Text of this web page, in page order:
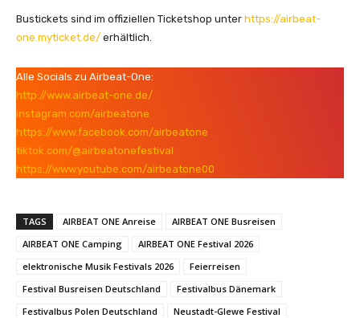
Bustickets sind im offiziellen Ticketshop unter https://airbeat-
one.myticket.de/ erhältlich.
Alle Socials zu Airbeat-One:
http://www.airbeat-one.de/
instagram.com/airbeatone
https://www.facebook.com/airbeatone
tiktok.com/@airbeatonefestival
https://www.youtube.com/airbeatone00
TAGS AIRBEAT ONE Anreise
AIRBEAT ONE Busreisen
AIRBEAT ONE Camping
AIRBEAT ONE Festival 2026
elektronische Musik Festivals 2026
Feierreisen
Festival Busreisen Deutschland
Festivalbus Dänemark
Festivalbus Polen Deutschland
Neustadt-Glewe Festival